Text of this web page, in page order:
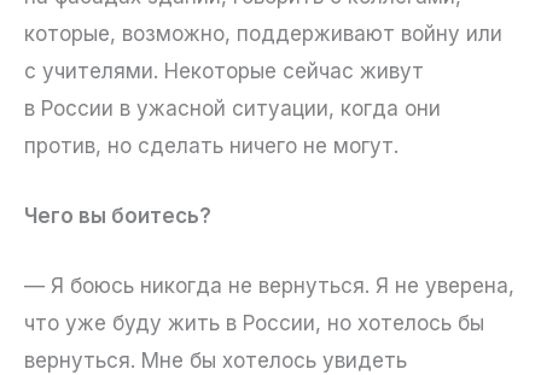
которые, возможно, поддерживают войну или
с учителями. Некоторые сейчас живут
в России в ужасной ситуации, когда они
против, но сделать ничего не могут.
Чего вы боитесь?
— Я боюсь никогда не вернуться. Я не уверена,
что уже буду жить в России, но хотелось бы
вернуться. Мне бы хотелось увидеть